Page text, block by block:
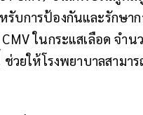
รับการป้องกันและรักษา
ในกระแสเลือด จำ
วยให้โรงพยาบาลสาม